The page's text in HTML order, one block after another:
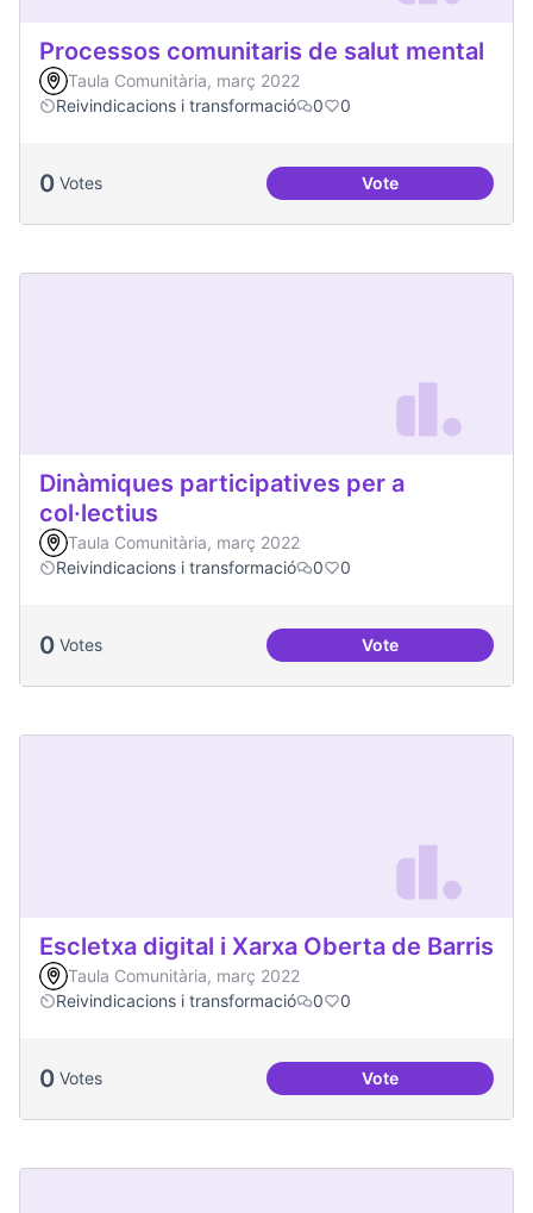
Processos comunitaris de salut mental
Taula Comunitària, març 2022
Reivindicacions i transformació
0 0
0 Votes VoteProcessos
Dinàmiques participatives per a
col·lectius
Taula Comunitària, març 2022
Reivindicacions i transformació
0 0
0 Votes VoteDinàmiques
Escletxa digital i Xarxa Oberta de Barris
Taula Comunitària, març 2022
Reivindicacions i transformació
0 0
0 Votes VoteEscletxa digital i